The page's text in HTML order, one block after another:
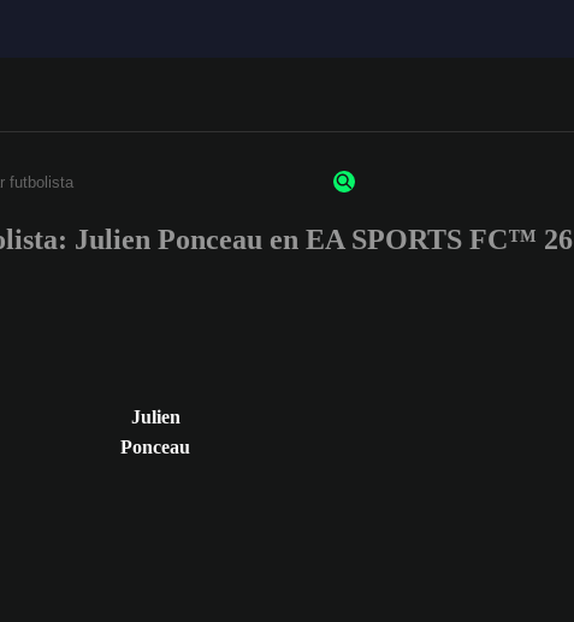
un mínimo de 3 caracteres o números.
Julien Ponceau en EA SPORTS FC™ 26
Julien
Ponceau